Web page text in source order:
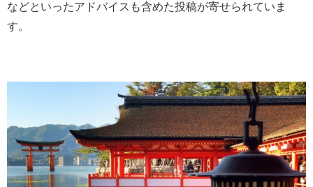
などといったアドバイスも含めた投稿が寄せられていま
す。